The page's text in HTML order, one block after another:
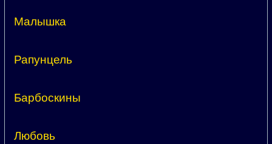
Малышка
Рапунцель
Барбоскины
Любовь